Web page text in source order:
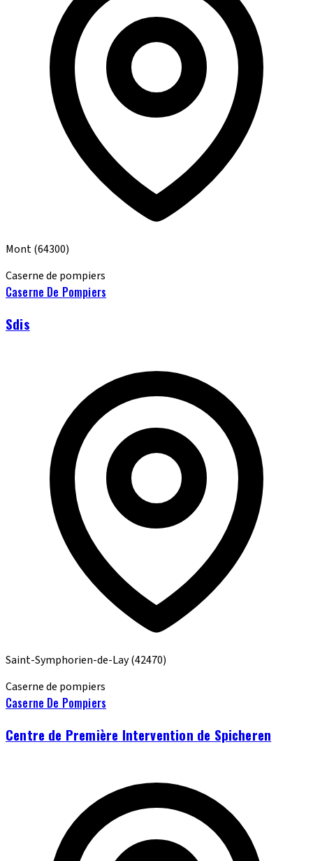
Mont(64300)
Caserne de pompiers
Caserne De Pompiers
Sdis
Saint-Symphorien-de-Lay(42470)
Caserne de pompiers
Caserne De Pompiers
Centre de Première Intervention de Spicheren